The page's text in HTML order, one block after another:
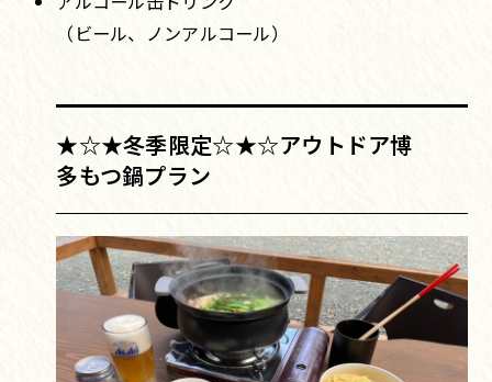
（ビール、ノンアルコール）
★☆★冬季限定☆★☆アウトドア博
多もつ鍋プラン